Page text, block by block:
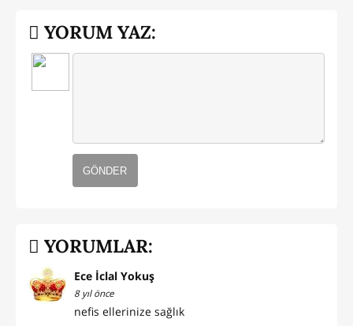
YORUM YAZ:
GÖNDER
YORUMLAR:
Ece İclal Yokuş
8 yıl önce
nefis ellerinize sağlık